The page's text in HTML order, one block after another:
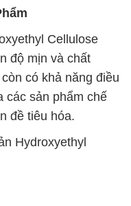
Cellulose
độ mịn và chất
có khả năng điều
các sản phẩm chế
đề tiêu hóa.
Hydroxyethyl